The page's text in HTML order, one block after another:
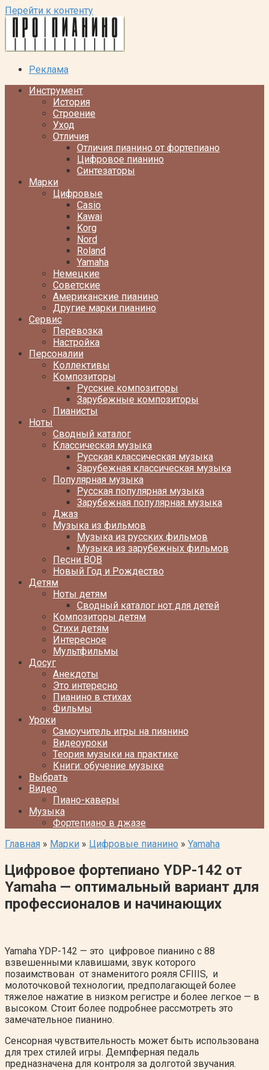
Перейти к контенту
Реклама
Инструмент
История
Строение
Уход
Отличия
Отличия пианино от фортепиано
Цифровое пианино
Синтезаторы
Марки
Цифровые
Casio
Kawai
Korg
Nord
Roland
Yamaha
Немецкие
Советские
Американские пианино
Другие марки пианино
Сервис
Перевозка
Настройка
Персоналии
Коллективы
Композиторы
Русские композиторы
Зарубежные композиторы
Пианисты
Ноты
Сводный каталог
Классическая музыка
Русская классическая музыка
Зарубежная классическая музыка
Популярная музыка
Русская популярная музыка
Зарубежная популярная музыка
Джаз
Музыка из фильмов
Музыка из русских фильмов
Музыка из зарубежных фильмов
Песни ВОВ
Новый Год и Рождество
Детям
Ноты детям
Сводный каталог нот для детей
Композиторы детям
Стихи детям
Интересное
Мультфильмы
Досуг
Анекдоты
Это интересно
Пианино в стихах
Фильмы
Уроки
Самоучитель игры на пианино
Видеоуроки
Теория музыки на практике
Книги: обучение музыке
Выбрать
Видео
Пиано-каверы
Музыка
Фортепиано в джазе
Главная » Марки » Цифровые пианино » Yamaha
Цифровое фортепиано YDP-142 от
Yamaha — оптимальный вариант для
профессионалов и начинающих
Yamaha YDP-142 — это цифровое пианино с 88
взвешенными клавишами, звук которого
позаимствован от знаменитого рояля CFIIIS, и
молоточковой технологии, предполагающей более
тяжелое нажатие в низком регистре и более легкое — в
высоком. Стоит более подробнее рассмотреть это
замечательное пианино.
Cенсорная чувствительность может быть использована
для трех стилей игры. Демпферная педаль
предназначена для контроля за долготой звучания.